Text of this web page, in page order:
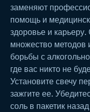
заменяют
помощь и
здоровье и
множество методов
борьбы с
где вас никто не
Установите свечу
зажгите ее.
соль в пакетик